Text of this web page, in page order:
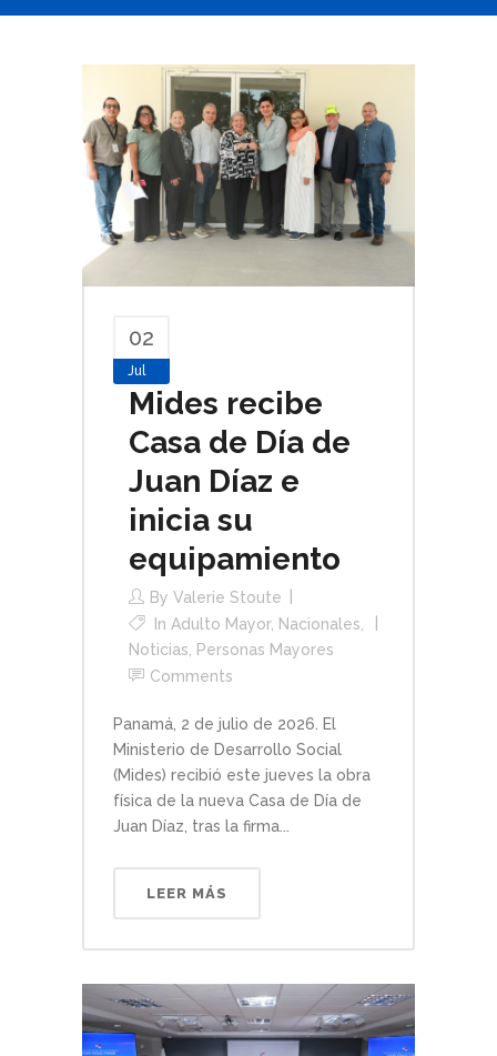
02
Jul
Mides recibe
Casa de Día de
Juan Díaz e
inicia su
equipamiento
By Valerie Stoute
In Adulto Mayor, Nacionales
Noticias
Personas Mayores
Comments
Panamá, 2 de julio de 2026. El
Ministerio de Desarrollo Social
(Mides) recibió este jueves la obra
física de la nueva Casa de Día de
Juan Díaz, tras la firma...
LEER MÁS